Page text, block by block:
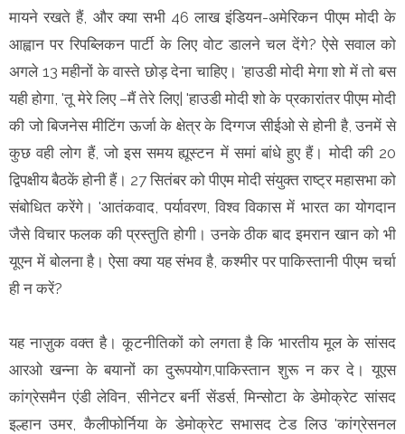
मायने रखते हैं, और क्या सभी 46 लाख इंडियन-अमेरिकन पीएम मोदी के
आह्वान पर रिपब्लिकन पार्टी के लिए वोट डालने चल देंगे? ऐसे सवाल को
अगले 13 महीनों के वास्ते छोड़ देना चाहिए। 'हाउडी मोदी मेगा शो में तो बस
यही होगा, 'तू मेरे लिए –मैं तेरे लिए| 'हाउडी मोदी शो के प्रकारांतर पीएम मोदी
की जो बिजनेस मीटिंग ऊर्जा के क्षेत्र के दिग्गज सीईओ से होनी है, उनमें से
कुछ वही लोग हैं, जो इस समय ह्यूस्टन में समां बांधे हुए हैं। मोदी की 20
द्विपक्षीय बैठकें होनी हैं। 27 सितंबर को पीएम मोदी संयुक्त राष्ट्र महासभा को
संबोधित करेंगे। 'आतंकवाद, पर्यावरण, विश्व विकास में भारत का योगदान
जैसे विचार फलक की प्रस्तुति होगी। उनके ठीक बाद इमरान खान को भी
यूएन में बोलना है। ऐसा क्या यह संभव है, कश्मीर पर पाकिस्तानी पीएम चर्चा
ही न करें?
यह नाज़ुक वक्त है। कूटनीतिकों को लगता है कि भारतीय मूल के सांसद
आरओ खन्ना के बयानों का दुरूपयोग,पाकिस्तान शुरू न कर दे। यूएस
कांग्रेसमैन एंडी लेविन, सीनेटर बर्नी सेंडर्स, मिन्सोटा के डेमोक्रेट सांसद
इल्हान उमर, कैलीफोर्निया के डेमोक्रेट सभासद टेड लिउ 'कांग्रेसनल